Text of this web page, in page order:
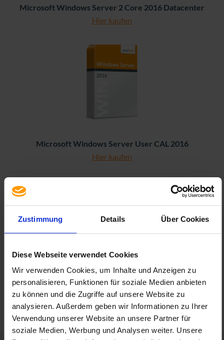
Zustimmung Details Über Cookies
Diese Webseite verwendet Cookies
Wir verwenden Cookies, um Inhalte und Anzeigen zu
personalisieren, Funktionen für soziale Medien anbieten
zu können und die Zugriffe auf unsere Website zu
analysieren. Außerdem geben wir Informationen zu Ihrer
Verwendung unserer Website an unsere Partner für
soziale Medien, Werbung und Analysen weiter. Unsere
Microsoft Windows Server 2 Core 2016 Datacenter
Hier kaufen
Microsoft Windows Server User CAL 2016
Hier kaufen
Microsoft Windows Server Device CAL 2016
Hier kaufen